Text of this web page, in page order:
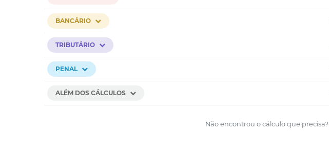
BANCÁRIO
TRIBUTÁRIO
PENAL
ALÉM DOS CÁLCULOS
Não encontrou o cálculo que precisa?